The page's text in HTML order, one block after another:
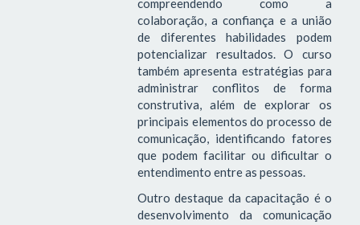
compreendendo como a
colaboração, a confiança e a união
de diferentes habilidades podem
potencializar resultados. O curso
também apresenta estratégias para
administrar conflitos de forma
construtiva, além de explorar os
principais elementos do processo de
comunicação, identificando fatores
que podem facilitar ou dificultar o
entendimento entre as pessoas.
Outro destaque da capacitação é o
desenvolvimento da comunicação